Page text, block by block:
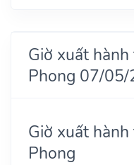
Giờ xuất
Phong 07/
Giờ xuất
Phong